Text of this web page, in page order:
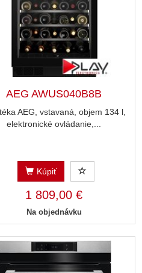
AEG AWUS040B8B
AEG, vstavaná, objem 134 l,
elektronické ovládanie,...
Kúpiť
1 809,00 €
Na objednávku